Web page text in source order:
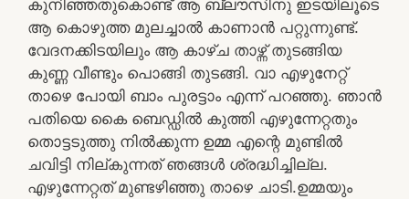
കുനിഞ്ഞതുകൊണ്ട് ആ ബ്ലൗസിനു ഇടയിലൂടെ
ആ കൊഴുത്ത മുലച്ചാൽ കാണാൻ പറ്റുന്നുണ്ട്.
വേദനക്കിടയിലും ആ കാഴ്ച താഴ്ന്ന് തുടങ്ങിയ
കുണ്ണ വീണ്ടും പൊങ്ങി തുടങ്ങി. വാ എഴുനേറ്റ്
താഴെ പോയി ബാം പുരട്ടാം എന്ന് പറഞ്ഞു. ഞാൻ
പതിയെ കൈ ബെഡ്ഡിൽ കുത്തി എഴുന്നേറ്റതും
തൊട്ടടുത്തു നിൽക്കുന്ന ഉമ്മ എന്റെ മുണ്ടിൽ
ചവിട്ടി നില്കുന്നത് ഞങ്ങൾ ശ്രദ്ധിച്ചില്ല.
എഴുന്നേറ്റത് മുണ്ടഴിഞ്ഞു താഴെ ചാടി.ഉമ്മയും